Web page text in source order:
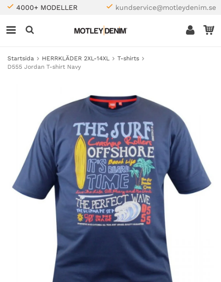
4000+ MODELLER kundservice@motleydenim.se
Startsida HERRKLÄDER 2XL-14XL
T-shirts
D555 Jordan T-shirt Navy